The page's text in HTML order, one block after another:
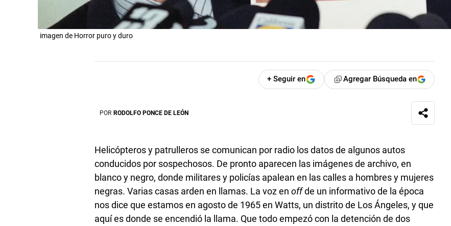
imagen de Horror puro y duro
+ Seguir en Agregar Búsqueda en
POR RODOLFO PONCE DE LEÓN
Helicópteros y patrulleros se comunican por radio los datos de algunos autos
conducidos por sospechosos. De pronto aparecen las imágenes de archivo, en
blanco y negro, donde militares y policías apalean en las calles a hombres y mujeres
negras. Varias casas arden en llamas. La voz enoffde un informativo de la época
nos dice que estamos en agosto de 1965 en Watts, un distrito de Los Ángeles, y que
aquí es donde se encendió la llama. Que todo empezó con la detención de dos